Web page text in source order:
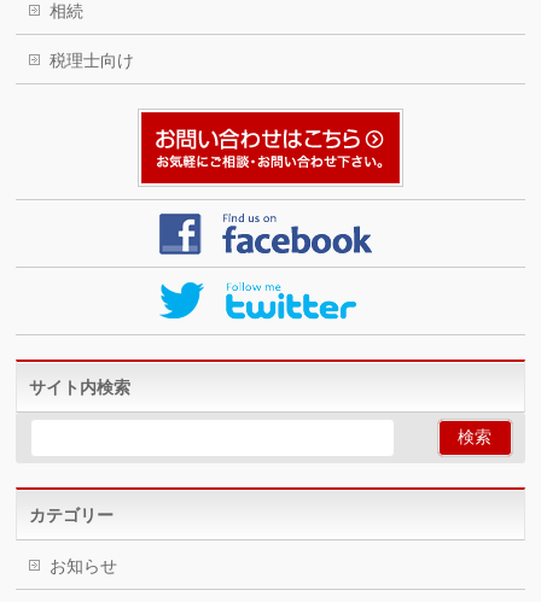
相続
税理士向け
サイト内検索
カテゴリー
お知らせ